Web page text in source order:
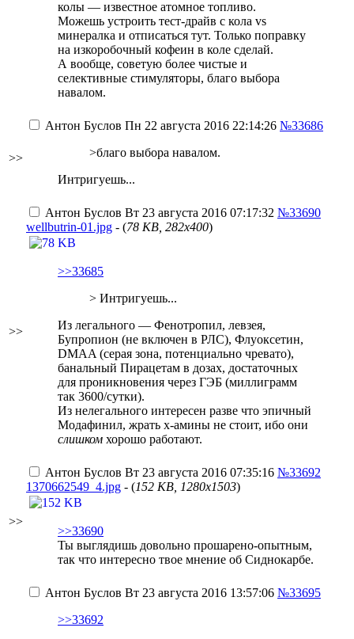
колы — известное атомное топливо.
Можешь устроить тест-драйв с кола vs
минералка и отписаться тут. Только поправку
на изкоробочный кофеин в коле сделай.
А вообще, советую более чистые и
селективные стимуляторы, благо выбора
навалом.
>>
Антон Буслов Пн 22 августа 2016 22:14:26 №33686
>благо выбора навалом.
Интригуешь...
>>
Антон Буслов Вт 23 августа 2016 07:17:32 №33690
wellbutrin-01.jpg - (78 KB, 282x400)
>>33685
> Интригуешь...
Из легального — Фенотропил, левзея,
Бупропион (не включен в РЛС), Флуоксетин,
DMAA (серая зона, потенциально чревато),
банальный Пирацетам в дозах, достаточных
для проникновения через ГЭБ (миллиграмм
так 3600/сутки).
Из нелегального интересен разве что эпичный
Модафинил, жрать x-амины не стоит, ибо они
слишком хорошо работают.
>>
Антон Буслов Вт 23 августа 2016 07:35:16 №33692
1370662549_4.jpg - (152 KB, 1280x1503)
>>33690
Ты выглядишь довольно прошарено-опытным,
так что интересно твое мнение об Сиднокарбе.
Антон Буслов Вт 23 августа 2016 13:57:06 №33695
>>33692